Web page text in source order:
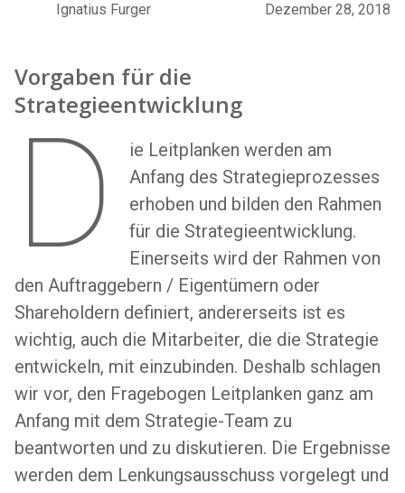
Ignatius Furger Dezember 28, 2018
Vorgaben für die
Strategieentwicklung
D
ie Leitplanken werden am
Anfang des Strategieprozesses
erhoben und bilden den Rahmen
für die Strategieentwicklung.
Einerseits wird der Rahmen von
den Auftraggebern / Eigentümern oder
Shareholdern definiert, andererseits ist es
wichtig, auch die Mitarbeiter, die die Strategie
entwickeln, mit einzubinden. Deshalb schlagen
wir vor, den Fragebogen Leitplanken ganz am
Anfang mit dem Strategie-Team zu
beantworten und zu diskutieren. Die Ergebnisse
werden dem Lenkungsausschuss vorgelegt und